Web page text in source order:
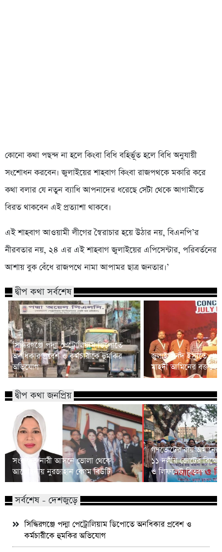
কোনো কথা পছন্দ না হলে কিংবা বিধি বহির্ভূত হলে বিধি অনুযায়ী
সংশোধন করবেন। জুলাইয়ের শাহবাগ কিংবা রাজপথকে মকারি করে
কথা বলার যে নতুন ব্যাধি আপনাদের ধরেছে সেটা থেকে আগামীতে
বিরত থাকবেন এই প্রত্যাশা থাকবে।
এই শাহবাগ আওয়ামী লীগের স্বৈরাচার হয়ে উঠার নয়, বিএনপি’র
নীরবতার নয়, ২৪ এর এই শাহবাগ জুলাইয়ের এপিসেন্টার, পরিবর্তনের
আশায় বুক বেঁধে রাজপথে নামা আপামর ছাত্র জনতার।’
দ্বীপ কথা সর্বশেষ
সিদ্ধিরগঞ্জে পদ্মা পেট্রোলিয়াম ডিপোতে
অনধিকার প্রবেশ ও কর্মচারীকে হুমকির
অভিযোগ
জুলাই সনদ ইস্যুতে
মাহদী আমিনের
দ্বীপ কথা জনপ্রিয়
সংরক্ষিত নারী আসনে ভোলা থেকে
আলোচনায় নুরজাহান বেগম বিউটি
গণভোটের রায়
১১ দলীয় জোটের
ও লিফলেট বিতরণ
সর্বশেষ - দেশজুড়ে
সিদ্ধিরগঞ্জে পদ্মা পেট্রোলিয়াম ডিপোতে অনধিকার প্রবেশ ও
কর্মচারীকে হুমকির অভিযোগ